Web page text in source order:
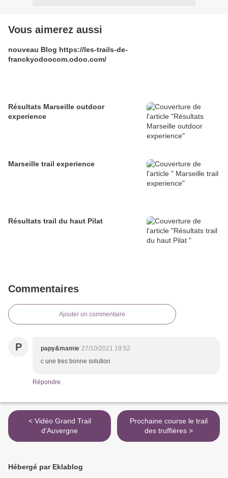
Vous aimerez aussi
nouveau Blog https://les-trails-de-
franckyodoocom.odoo.com/
Résultats Marseille outdoor
experience
Marseille trail experience
Résultats trail du haut Pilat
Commentaires
Ajouter un commentaire
P papy&mamie 27/10/2021 19:52
c une tres bonne solution
Répondre
< Vidéo Grand Trail
d'Auvergne
Prochaine course le trail
des truffières >
Hébergé par Eklablog